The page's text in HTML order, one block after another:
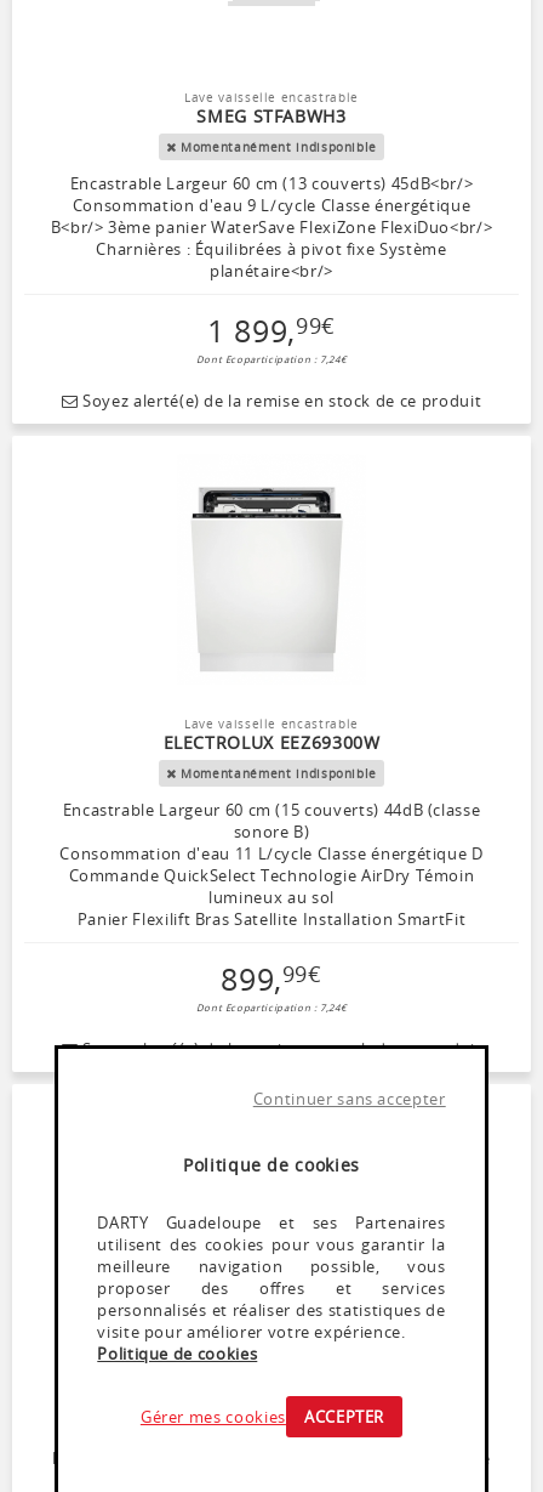
Lave vaisselle encastrable
SMEG STFABWH3
Momentanément indisponible
Encastrable Largeur 60 cm (13 couverts) 45dB<br/>
Consommation d'eau 9 L/cycle Classe énergétique
B<br/> 3ème panier WaterSave FlexiZone FlexiDuo<br/>
Charnières : Équilibrées à pivot fixe Système
planétaire<br/>
1 899,99€
Dont Ecoparticipation : 7,24€
Soyez alerté(e) de la remise en stock de ce produit
Lave vaisselle encastrable
ELECTROLUX EEZ69300W
Momentanément indisponible
Encastrable Largeur 60 cm (15 couverts) 44dB (classe
sonore B)
Consommation d'eau 11 L/cycle Classe énergétique D
Commande QuickSelect Technologie AirDry Témoin
lumineux au sol
Panier Flexilift Bras Satellite Installation SmartFit
899,99€
Dont Ecoparticipation : 7,24€
Soyez alerté(e) de la remise en stock de ce produit
Momentanément indisponible
Encastrable - Largeur 60 cm (14 couverts) - 44dB (classe
Politique de cookies
Continuer sans accepter
DARTY Guadeloupe et ses Partenaires
utilisent des cookies pour vous garantir la
meilleure navigation possible, vous
proposer des offres et services
personnalisés et réaliser des statistiques de
visite pour améliorer votre expérience.
Politique de cookies
Gérer mes cookies ACCEPTER